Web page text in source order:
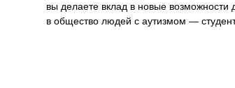
вы делаете вклад в новые возможности
в общество людей с аутизмом —